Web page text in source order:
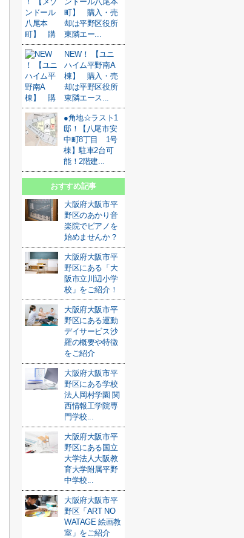
町】 購入・売
却は平野区役所
東隣エー...
NEW！ 【ユニ
ハイム平野南A
棟】 購入・売
却は平野区役所
東隣エース...
●角地☆ラスト1
邸！【八尾市安
中町8丁目 1号
棟】駐車2台可
能！2階建...
おすすめ記事
大阪府大阪市平
野区のあかり音
楽院でピアノを
始めませんか？
大阪府大阪市平
野区にある「大
阪市立川辺小学
校」をご紹介！
大阪府大阪市平
野区にある運動
デイサービス沙
羅の概要や特徴
をご紹介
大阪府大阪市平
野区にある学校
法人岡村学園 関
西情報工学院専
門学校...
大阪府大阪市平
野区にある国立
大学法人大阪教
育大学附属平野
中学校...
大阪府大阪市平
野区「ART NO
WATAGE 絵画教
室」をご紹介